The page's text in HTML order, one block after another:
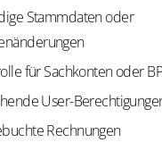
Stammdaten oder
für Sachkonten oder
User-
Rechnungen